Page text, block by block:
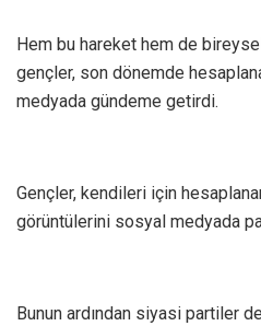
Hem bu hareket hem de
gençler, son dönemde
medyada gündeme getirdi.
Gençler, kendileri için
görüntülerini sosyal medyada
Bunun ardından siyasi partiler